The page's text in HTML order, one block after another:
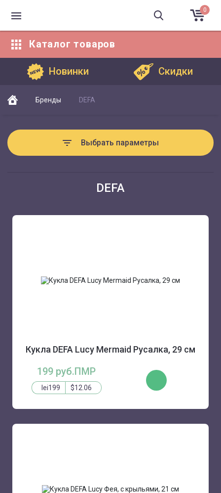
0
Каталог товаров
Новинки Скидки
Бренды DEFA
Выбрать параметры
DEFA
Кукла DEFA Lucy Mermaid Русалка, 29 см
199 руб.ПМР
lei199 $12.06
КУПИТЬ